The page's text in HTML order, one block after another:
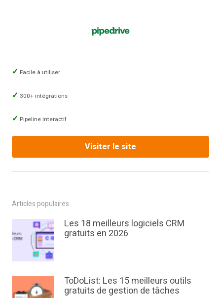
Facile à utiliser
300+ intégrations
Pipeline interactif
Visiter le site
Articles populaires
Les 18 meilleurs logiciels CRM
gratuits en 2026
ToDoList: Les 15 meilleurs outils
gratuits de gestion de tâches